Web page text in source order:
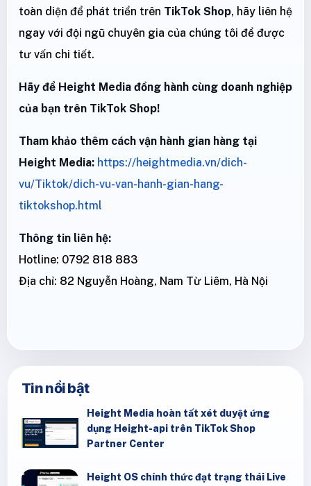
toàn diện để phát triển trên TikTok Shop, hãy liên hệ
ngay với đội ngũ chuyên gia của chúng tôi để được
tư vấn chi tiết.
Hãy để Height Media đồng hành cùng doanh nghiệp
của bạn trên TikTok Shop!
Tham khảo thêm cách vận hành gian hàng tại
Height Media: https://heightmedia.vn/dich-
vu/Tiktok/dich-vu-van-hanh-gian-hang-
tiktokshop.html
Thông tin liên hệ:
Hotline: 0792 818 883
Địa chỉ: 82 Nguyễn Hoàng, Nam Từ Liêm, Hà Nội
Tin nổi bật
Height Media hoàn tất xét duyệt ứng
dụng Height-api trên TikTok Shop
Partner Center
Height OS chính thức đạt trạng thái Live